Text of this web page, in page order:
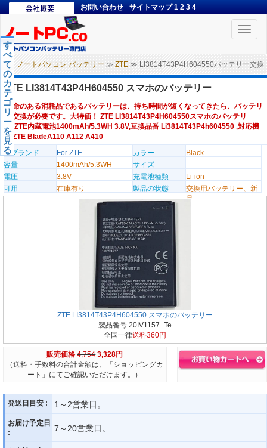
お問い合わせ サイトマップ 1 2 3 4
Toggle
ノートパソコン バッテリー ≫ ZTE ≫ LI3814T43P4H604550バッテリー交換
す
べ
て
の
カ
テ
ゴ
リ
ー
を
見
る
ZTE LI3814T43P4H604550 スマホのバッテリー
寿命のある消耗品であるバッテリーは、持ち時間が短くなってきたら、バッテリ
ー交換が必要です。大特価！ ZTE LI3814T43P4H604550スマホのバッテリ
ー,ZTE内蔵電池1400mAh/5.3WH 3.8V,互換品番 Li3814T43P4h604550 ,対応機
種ZTE BladeA110 A112 A410
のブランド
For ZTE カラー
Black
容量
1400mAh/5.3WH
サイズ
電圧
3.8V 充電池種類
Li-ion
可用
在庫有り 製品の状態
交換用バッテリー、新
品
ZTE LI3814T43P4H604550 スマホのバッテリー
製品番号 20IV1157_Te
全国一律送料360円
販売価格 4,754 3,328円
（送料・手数料の合計金額は、「ショッピングカ
ート」にてご確認いただけます。）
発送日目安 : 1～2営業日。
お届け予定日
:
7～20営業日。